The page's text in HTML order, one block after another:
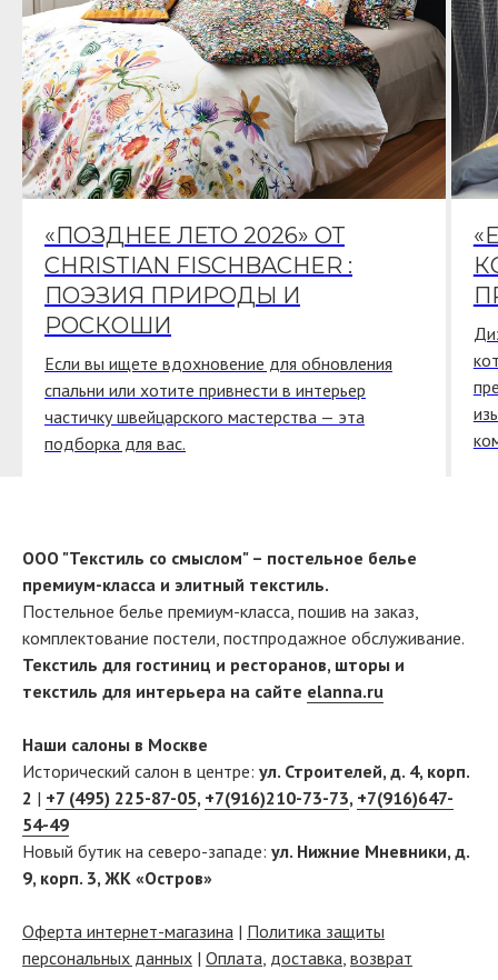
«ПОЗДНЕЕ ЛЕТО 2026» ОТ
CHRISTIAN FISCHBACHER :
ПОЭЗИЯ ПРИРОДЫ И
РОСКОШИ
Если вы ищете вдохновение для обновления
спальни или хотите привнести в интерьер
частичку швейцарского мастерства — эта
подборка для вас.
ООО "Текстиль со смыслом" – постельное белье
премиум-класса и элитный текстиль.
Постельное белье премиум-класса, пошив на заказ,
комплектование постели, постпродажное обслуживание.
Текстиль для гостиниц и ресторанов, шторы и
текстиль для интерьера на сайте elanna.ru
Наши салоны в Москве
Исторический салон в центре: ул. Строителей, д. 4, корп.
2 | +7 (495) 225-87-05, +7(916)210-73-73, +7(916)647-
54-49
Новый бутик на северо-западе: ул. Нижние Мневники, д.
9, корп. 3, ЖК «Остров»
Оферта интернет-магазина | Политика защиты
персональных данных | Оплата доставка возврат